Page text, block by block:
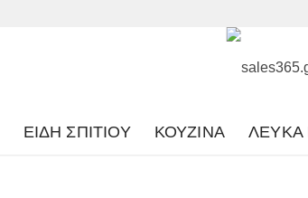
ΕΊΔΗ ΣΠΙΤΙΟΎ ΚΟΥΖΊΝΑ ΛΕΥΚΆ